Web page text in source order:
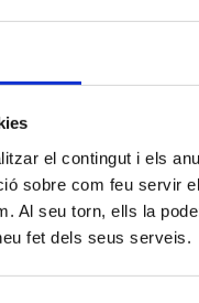
el contingut i els
sobre com feu servir
Al seu torn, ells la
fet dels seus serveis.